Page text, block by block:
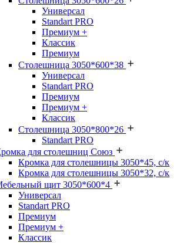
Универсал
Standart PRO
Премиум +
Классик
Премиум
Столешница 3050*600*38
Универсал
Standart PRO
Премиум
Премиум +
Классик
Столешница 3050*800*26
Standart PRO
для столешниц Союз
Кромка для столешницы 3050*45, с/к
Кромка для столешницы 3050*32, с/к
щит 3050*600*4
Универсал
Standart PRO
Премиум
Премиум +
Классик